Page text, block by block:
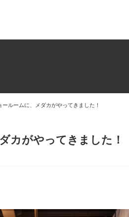
ールームに、メダカがやってきました！
カがやってきました！